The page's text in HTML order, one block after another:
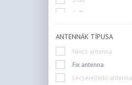
6 db
8 db
10 db
ANTENNÁK TÍPUSA
Nincs antenna
Fix antenna
Lecserélhető antenna